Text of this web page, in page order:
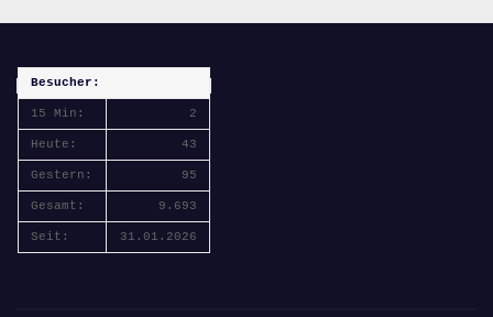
Besucher:
15 Min: 2
Heute: 43
Gestern: 95
Gesamt: 9.693
Seit: 31.01.2026